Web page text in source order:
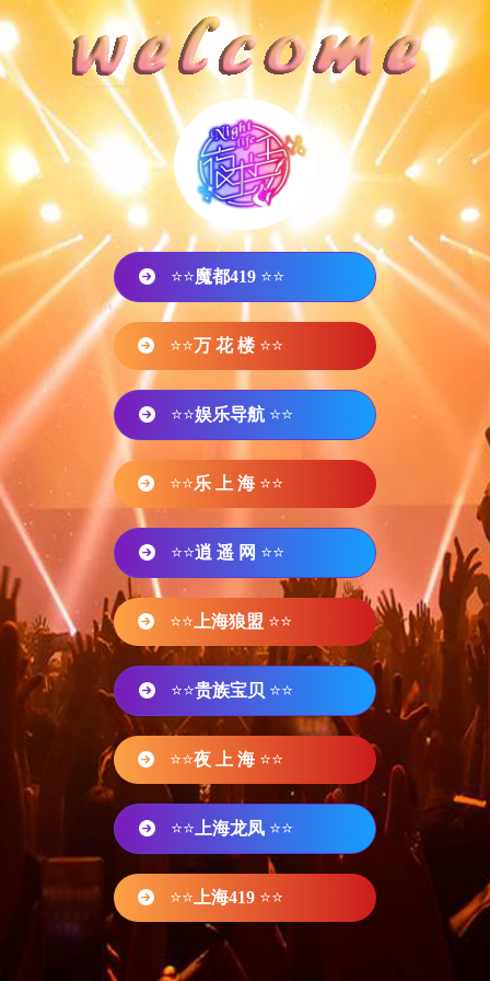
⭐⭐魔都419 ⭐⭐
⭐⭐万 花 楼 ⭐⭐
⭐⭐娱乐导航 ⭐⭐
⭐⭐乐 上 海 ⭐⭐
⭐⭐逍 遥 网 ⭐⭐
⭐⭐ 上海狼盟 ⭐⭐
⭐⭐贵族宝贝 ⭐⭐
⭐⭐夜 上 海 ⭐⭐
⭐⭐ 上海龙凤 ⭐⭐
⭐⭐ 上海419 ⭐⭐